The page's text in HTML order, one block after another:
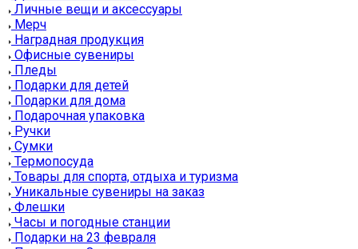
Личные вещи и аксессуары
Мерч
Наградная продукция
Офисные сувениры
Пледы
Подарки для детей
Подарки для дома
Подарочная упаковка
Ручки
Сумки
Термопосуда
Товары для спорта, отдыха и туризма
Уникальные сувениры на заказ
Флешки
Часы и погодные станции
Подарки на 23 февраля